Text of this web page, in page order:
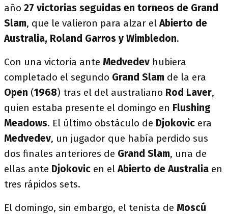
año 27 victorias seguidas en torneos de Grand
Slam, que le valieron para alzar elAbierto de
Australia, Roland Garros y Wimbledon.
Con una victoria ante Medvedev hubiera
completado el segundo Grand Slam de la era
Open (1968) tras el del australiano Rod Laver,
quien estaba presente el domingo en Flushing
Meadows. El último obstáculo de Djokovic era
Medvedev, un jugador que había perdido sus
dos finales anteriores de Grand Slam, una de
ellas ante Djokovic en elAbierto de Australia en
tres rápidos sets.
El domingo, sin embargo, el tenista de Moscú